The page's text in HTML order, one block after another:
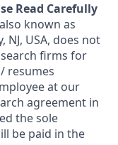
Read Carefully
known as
NJ, USA, does not
firms for
resumes
at our
agreement in
the sole
be paid in the